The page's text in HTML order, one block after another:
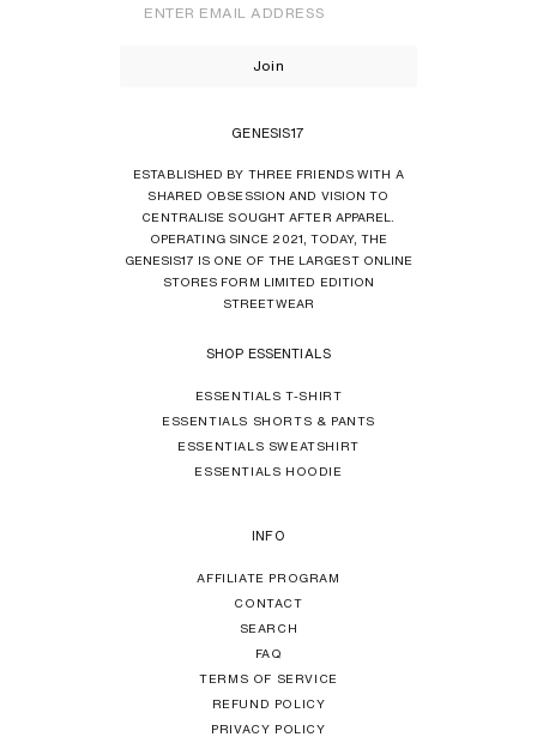
Join
GENESIS17
ESTABLISHED BY THREE FRIENDS WITH A
SHARED OBSESSION AND VISION TO
CENTRALISE SOUGHT AFTER APPAREL.
OPERATING SINCE 2021, TODAY, THE
GENESIS17 IS ONE OF THE LARGEST ONLINE
STORES FORM LIMITED EDITION
STREETWEAR
SHOP ESSENTIALS
ESSENTIALS T-SHIRT
ESSENTIALS SHORTS & PANTS
ESSENTIALS SWEATSHIRT
ESSENTIALS HOODIE
INFO
AFFILIATE PROGRAM
CONTACT
SEARCH
FAQ
TERMS OF SERVICE
REFUND POLICY
PRIVACY POLICY